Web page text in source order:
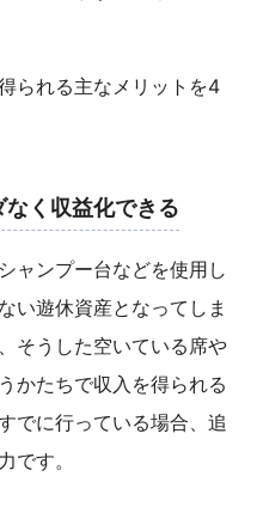
られる主なメリットを4
く収益化できる
ャンプー台などを使用し
い遊休資産となってしま
そうした空いている席や
かたちで収入を得られる
でに行っている場合、追
です。